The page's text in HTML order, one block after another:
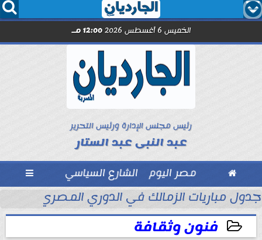
  
الخميس 6 أغسطس 2026 12:00 مـ
رئيس مجلس الإدارة ورئيس التحرير
عبد النبى عبد الستار
 مصر اليوم الشارع السياسي 
رسالة في نقد...
جدول مباريات الزمالك في الدوري المصري....
فنون وثقافة